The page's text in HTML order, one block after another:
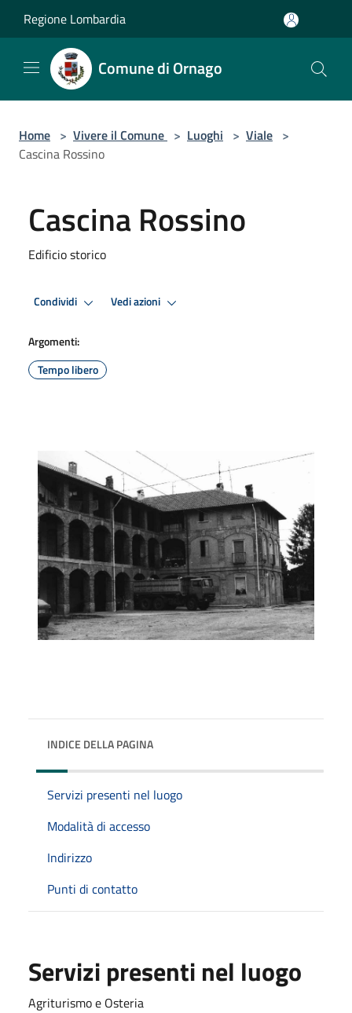
Regione Lombardia
Comune di Ornago
Home > Vivere il Comune > Luoghi > Viale >
Cascina Rossino
Cascina Rossino
Edificio storico
Condividi Vedi azioni
Argomenti:
Tempo libero
INDICE DELLA PAGINA
Servizi presenti nel luogo
Modalità di accesso
Indirizzo
Punti di contatto
Servizi presenti nel luogo
Agriturismo e Osteria